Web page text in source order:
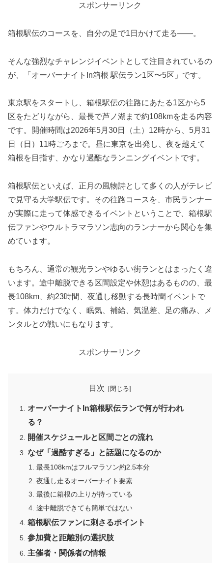
スポンサーリンク
箱根駅伝のコースを、自分の足で1日かけて走る――。
そんな強烈なチャレンジイベントとして注目されているの
が、「オーバーナイトIn箱根 駅伝ラン1区〜5区」です。
東京駅をスタートし、箱根駅伝の往路にあたる1区から5
区をたどりながら、最長で芦ノ湖まで約108kmを走る内容
です。開催時間は2026年5月30日（土）12時から、5月31
日（日）11時ごろまで。昼に東京を出発し、夜を越えて
箱根を目指す、かなり過酷なランニングイベントです。
箱根駅伝といえば、正月の風物詩として多くの人がテレビ
で見守る大学駅伝です。その往路コースを、市民ランナー
が実際に走って体感できるイベントということで、箱根駅
伝ファンやウルトラマラソン志向のランナーから関心を集
めています。
もちろん、通常の観光ランやゆるい街ランとはまったく違
います。途中離脱できる区間設定や休憩はあるものの、最
長108km、約23時間、夜通し移動する長時間イベントで
す。体力だけでなく、眠気、補給、気温差、足の痛み、メ
ンタルとの戦いにもなります。
スポンサーリンク
目次
オーバーナイトIn箱根駅伝ランで何が行われ
る？
開催スケジュールと区間ごとの流れ
なぜ「過酷すぎる」と話題になるのか
最長108kmはフルマラソン約2.5本分
夜通し走るオーバーナイト要素
最後に箱根の上りが待っている
途中離脱できても簡単ではない
箱根駅伝ファンに刺さるポイント
参加費と距離別の選択肢
主催者・関係者の情報